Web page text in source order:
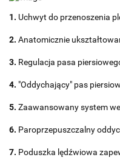
1. Uchwyt do przenoszenia
2. Anatomicznie
3. Regulacja pasa
4. "Oddychający" pas
5. Zaawansowany system
6. Paroprzepuszczalny
7. Poduszka lędźwiowa